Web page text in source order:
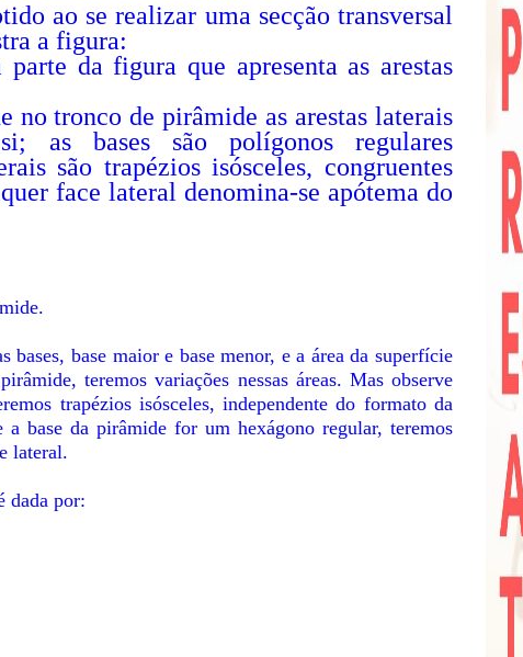
ao se realizar uma secção transversal
a figura:
da figura que apresenta as arestas
no tronco de pirâmide as arestas laterais
as bases são polígonos regulares
são trapézios isósceles, congruentes
face lateral denomina-se apótema do
bases, base maior e base menor, e a área da superfície
teremos variações nessas áreas. Mas observe
trapézios isósceles, independente do formato da
base da pirâmide for um hexágono regular, teremos
lateral.
dada por: